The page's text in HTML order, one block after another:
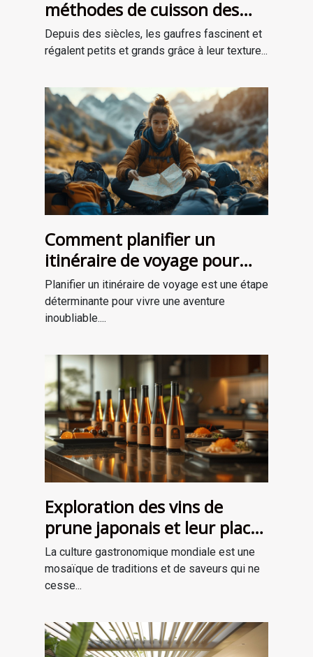
méthodes de cuisson des
gaufres à travers les âges
Depuis des siècles, les gaufres fascinent et
régalent petits et grands grâce à leur texture...
Comment planifier un
itinéraire de voyage pour
une aventure mémorable
Planifier un itinéraire de voyage est une étape
déterminante pour vivre une aventure
inoubliable....
Exploration des vins de
prune japonais et leur place
dans la gastronomie
moderne
La culture gastronomique mondiale est une
mosaïque de traditions et de saveurs qui ne
cesse...